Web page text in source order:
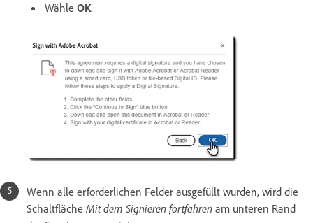
Wähle OK.
Wenn alle erforderlichen Felder ausgefüllt wurden, wird die
Schaltfläche Mit dem Signieren fortfahren am unteren Rand